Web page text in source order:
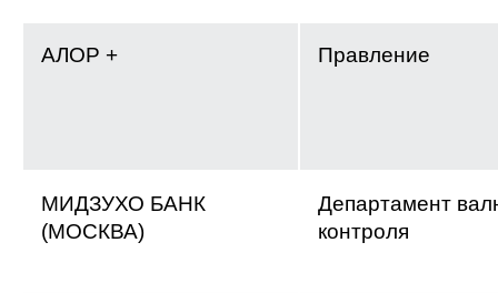
АЛОР + Правление
МИДЗУХО БАНК
(МОСКВА)
Департамент
контроля